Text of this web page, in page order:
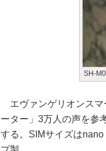
SH-
エヴァンゲリオンスマ
ーター」3万人の声を参
する。SIMサイズは